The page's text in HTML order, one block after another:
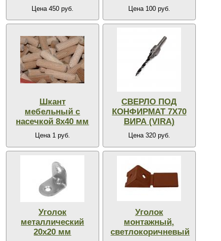
Цена 450 руб. Цена 100 руб.
Шкант
мебельный с
насечкой 8х40 мм
Цена 1 руб.
СВЕРЛО ПОД
КОНФИРМАТ 7Х70
ВИРА (VIRA)
Цена 320 руб.
Уголок
металлический
20х20 мм
Уголок
монтажный,
светлокоричневый